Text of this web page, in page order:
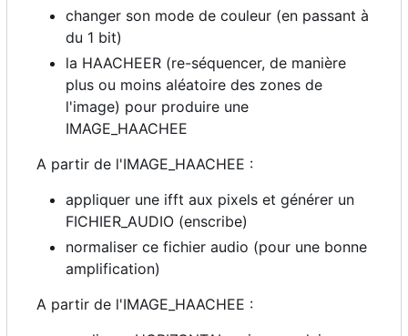
changer son mode de couleur (en passant à
du 1 bit)
la HAACHEER (re-séquencer, de manière
plus ou moins aléatoire des zones de
l'image) pour produire une
IMAGE_HAACHEE
A partir de l'IMAGE_HAACHEE :
appliquer une ifft aux pixels et générer un
FICHIER_AUDIO (enscribe)
normaliser ce fichier audio (pour une bonne
amplification)
A partir de l'IMAGE_HAACHEE :